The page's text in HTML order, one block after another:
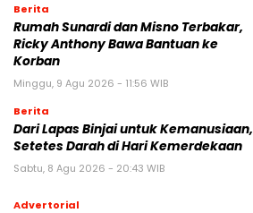
Berita
Rumah Sunardi dan Misno Terbakar,
Ricky Anthony Bawa Bantuan ke
Korban
Minggu, 9 Agu 2026 - 11:56 WIB
Berita
Dari Lapas Binjai untuk Kemanusiaan,
Setetes Darah di Hari Kemerdekaan
Sabtu, 8 Agu 2026 - 20:43 WIB
Advertorial